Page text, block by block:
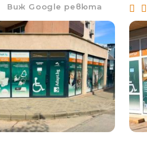
Виж Google ревюта